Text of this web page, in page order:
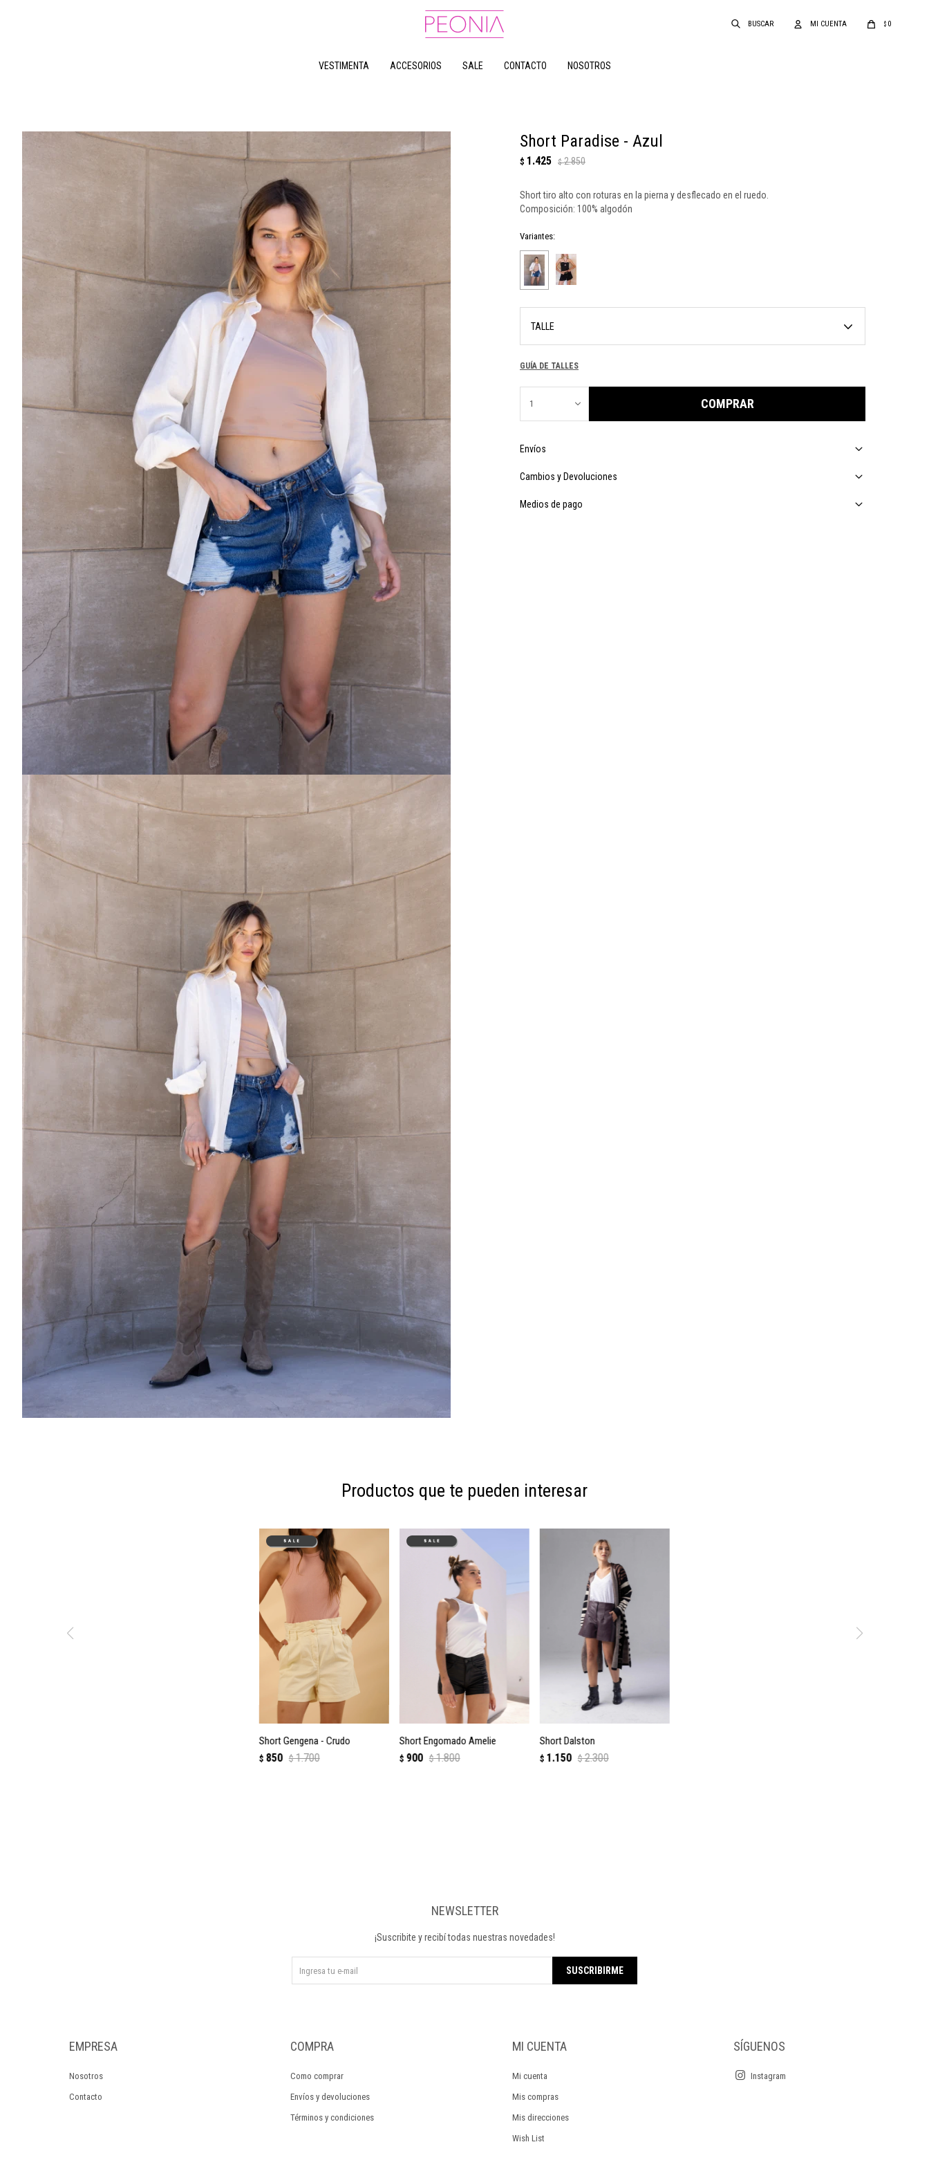
VESTIMENTA ACCESORIOS SALE CONTACTO NOSOTROS
$ 0
Short Paradise - Azul
$ 1.425 $ 2.850
Short tiro alto con roturas en la pierna y desflecado en el ruedo.
Composición: 100% algodón
Variantes:
TALLE
GUÍA DE TALLES
1 COMPRAR
Envíos
Cambios y Devoluciones
Medios de pago
Productos que te pueden interesar
Short Gengena - Crudo
$ 850 $ 1.700
Short Engomado Amelie
$ 900 $ 1.800
Short Dalston
$ 1.150 $ 2.300
EMPRESA
Nosotros
Contacto
COMPRA
Como comprar
Envíos y devoluciones
Términos y condiciones
MI CUENTA
Mi cuenta
Mis compras
Mis direcciones
Wish List
SÍGUENOS
Instagram
NEWSLETTER
¡Suscribite y recibí todas nuestras novedades!
SUSCRIBIRME